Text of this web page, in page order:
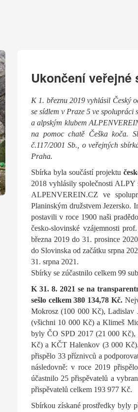
Ukončení veřejné
K 1. březnu 2019 vyhlásil Český
se sídlem v Praze 5 ve spolupráci
a alpským klubem
na pomoc chatě Češka koča.
č.117/2001 Sb., o veřejných
Praha.
Sbírka byla součástí projektu
2018 vyhlásily společnosti
ALPENVEREIN.CZ ve
Planinským družstvem Jezersko.
postavili v roce 1900 naši
česko-slovinské vzájemnosti
března 2019 do 31. prosince
do Slovinska od začátku srpna
31. srpna 2021.
Sbírky se zúčastnilo celkem 99
K 31. 8. 2021 se na
sešlo celkem 380 134,78 Kč.
Mokrosz (100 000 Kč), Ladislav
(všichni 10 000 Kč) a Klimeš
byly ČO SPD 2017 (21 000
Kč) a KČT Halenkov (3 000
přispělo 33 příznivců a
následovně: v roce 2019
účastnilo 25 přispěvatelů a
přispěvatelů celkem 193 977 Kč.
Sbírkou získané prostředky byly